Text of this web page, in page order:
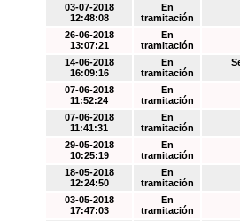
03-07-2018
12:48:08
En
tramitación
26-06-2018
13:07:21
En
tramitación
14-06-2018
16:09:16
En
tramitación
07-06-2018
11:52:24
En
tramitación
07-06-2018
11:41:31
En
tramitación
29-05-2018
10:25:19
En
tramitación
18-05-2018
12:24:50
En
tramitación
03-05-2018
17:47:03
En
tramitación